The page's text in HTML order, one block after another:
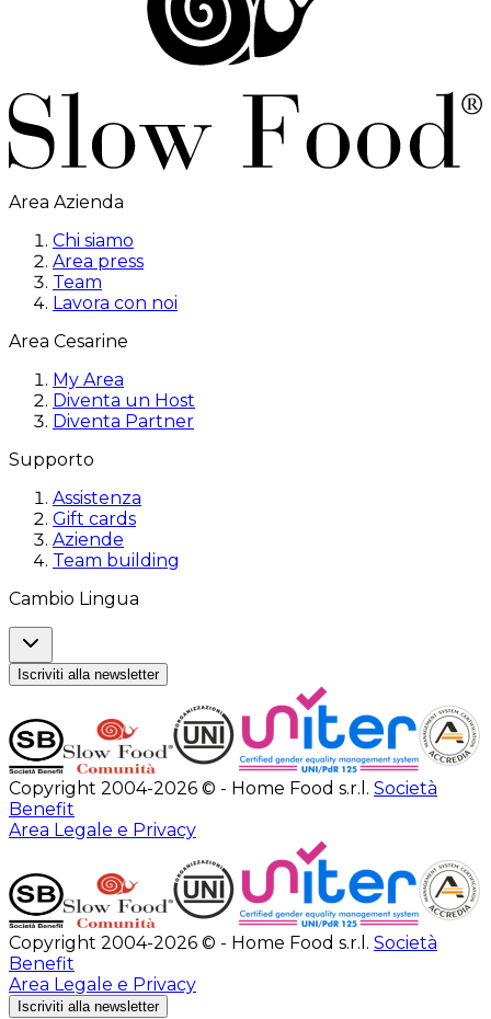
Area Azienda
Chi siamo
Area press
Team
Lavora con noi
Area Cesarine
My Area
Diventa un Host
Diventa Partner
Supporto
Assistenza
Gift cards
Aziende
Team building
Cambio Lingua
Iscriviti alla newsletter
Copyright 2004-2026 © - Home Food s.r.l. Società
Benefit
Area Legale e Privacy
Copyright 2004-2026 © - Home Food s.r.l. Società
Benefit
Area Legale e Privacy
Iscriviti alla newsletter